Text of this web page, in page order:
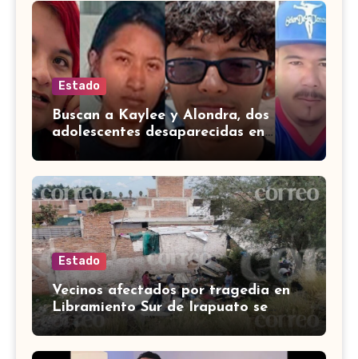
Estado
Buscan a Kaylee y Alondra, dos
adolescentes desaparecidas en
Guanajuato
Estado
Vecinos afectados por tragedia en
Libramiento Sur de Irapuato se
preguntan ‘¿quién pagará los
daños?’